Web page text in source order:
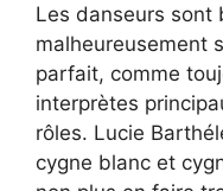
Les danseurs sont
malheureusement
parfait, comme
interprètes
rôles. Lucie
cygne blanc et